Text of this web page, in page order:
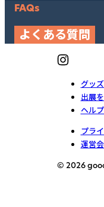
FAQs
よくある質問
グッ
出展
ヘル
プラ
運営
© 2026